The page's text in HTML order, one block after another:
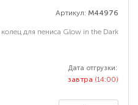
Артикул: M44976
для пениса Glow in the Dark
Дата отгрузки:
завтра (14:00)